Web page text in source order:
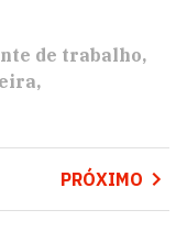
de trabalho
PRÓXIMO